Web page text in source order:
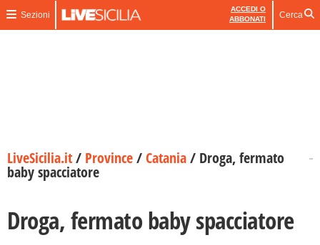
Sezioni
ACCEDI O
ABBONATI
Cerca
LiveSicilia.it/ Province/Catania/ Droga, fermato
baby spacciatore
Droga, fermato baby spacciatore